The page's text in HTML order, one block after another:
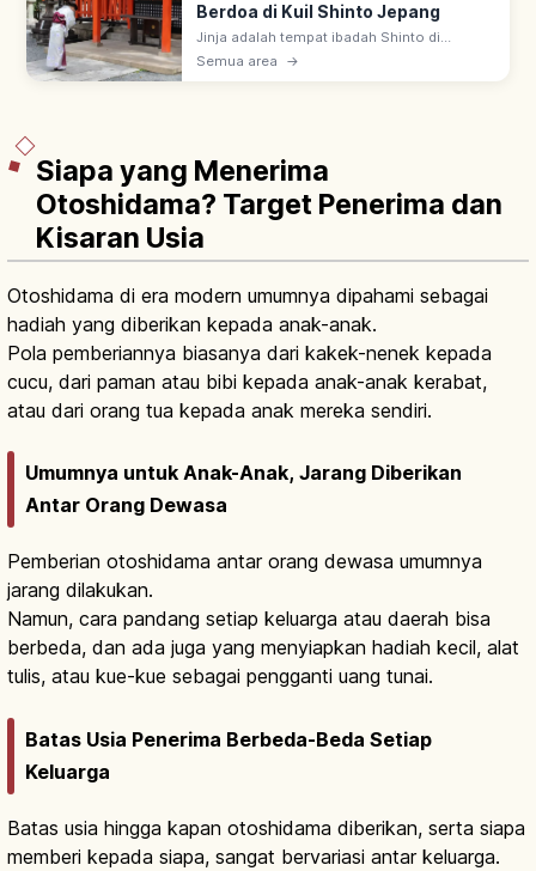
Berdoa di Kuil Shinto Jepang
Jinja adalah tempat ibadah Shinto di
Jepang, ada sekitar 80.000 di seluruh
Semua area →
Siapa yang Menerima
Otoshidama? Target Penerima dan
Kisaran Usia
Otoshidama di era modern umumnya dipahami sebagai
hadiah yang diberikan kepada anak-anak.
Pola pemberiannya biasanya dari kakek-nenek kepada
cucu, dari paman atau bibi kepada anak-anak kerabat,
atau dari orang tua kepada anak mereka sendiri.
Umumnya untuk Anak-Anak, Jarang Diberikan
Antar Orang Dewasa
Pemberian otoshidama antar orang dewasa umumnya
jarang dilakukan.
Namun, cara pandang setiap keluarga atau daerah bisa
berbeda, dan ada juga yang menyiapkan hadiah kecil, alat
tulis, atau kue-kue sebagai pengganti uang tunai.
Batas Usia Penerima Berbeda-Beda Setiap
Keluarga
Batas usia hingga kapan otoshidama diberikan, serta siapa
memberi kepada siapa, sangat bervariasi antar keluarga.